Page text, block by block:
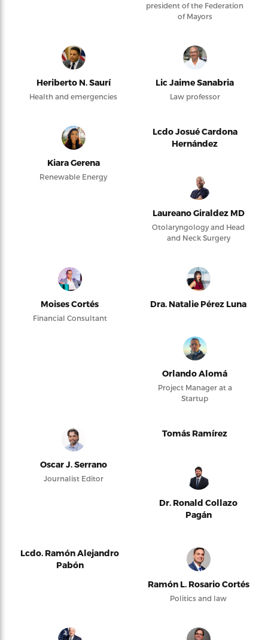
president of the Federation
of Mayors
Heriberto N. Saurí
Health and emergencies
Lic Jaime Sanabria
Law professor
Kiara Gerena
Renewable Energy
Lcdo Josué Cardona
Hernández
Laureano Giraldez MD
Otolaryngology and Head
and Neck Surgery
Moises Cortés
Financial Consultant
Dra. Natalie Pérez Luna
Orlando Alomá
Project Manager at a
Startup
Oscar J. Serrano
Journalist Editor
Tomás Ramírez
Dr. Ronald Collazo
Pagán
Lcdo. Ramón Alejandro
Pabón
Ramón L. Rosario Cortés
Politics and law